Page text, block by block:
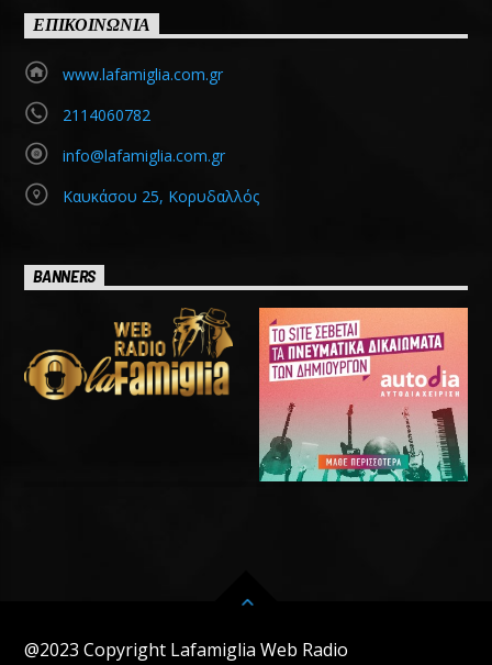
ΕΠΙΚΟΙΝΩΝΙΑ
www.lafamiglia.com.gr
2114060782
info@lafamiglia.com.gr
Καυκάσου 25, Κορυδαλλός
BANNERS
@2023 Copyright Lafamiglia Web Radio